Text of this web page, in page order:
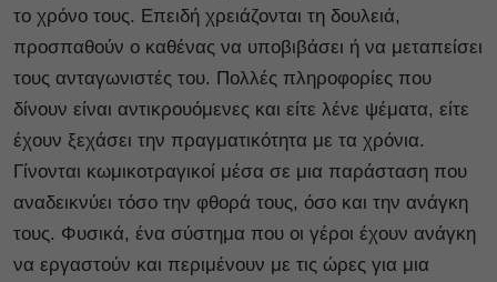
το χρόνο τους. Επειδή χρειάζονται τη δουλειά,
προσπαθούν ο καθένας να υποβιβάσει ή να μεταπείσει
τους ανταγωνιστές του. Πολλές πληροφορίες που
δίνουν είναι αντικρουόμενες και είτε λένε ψέματα, είτε
έχουν ξεχάσει την πραγματικότητα με τα χρόνια.
Γίνονται κωμικοτραγικοί μέσα σε μια παράσταση που
αναδεικνύει τόσο την φθορά τους, όσο και την ανάγκη
τους. Φυσικά, ένα σύστημα που οι γέροι έχουν ανάγκη
να εργαστούν και περιμένουν με τις ώρες για μια